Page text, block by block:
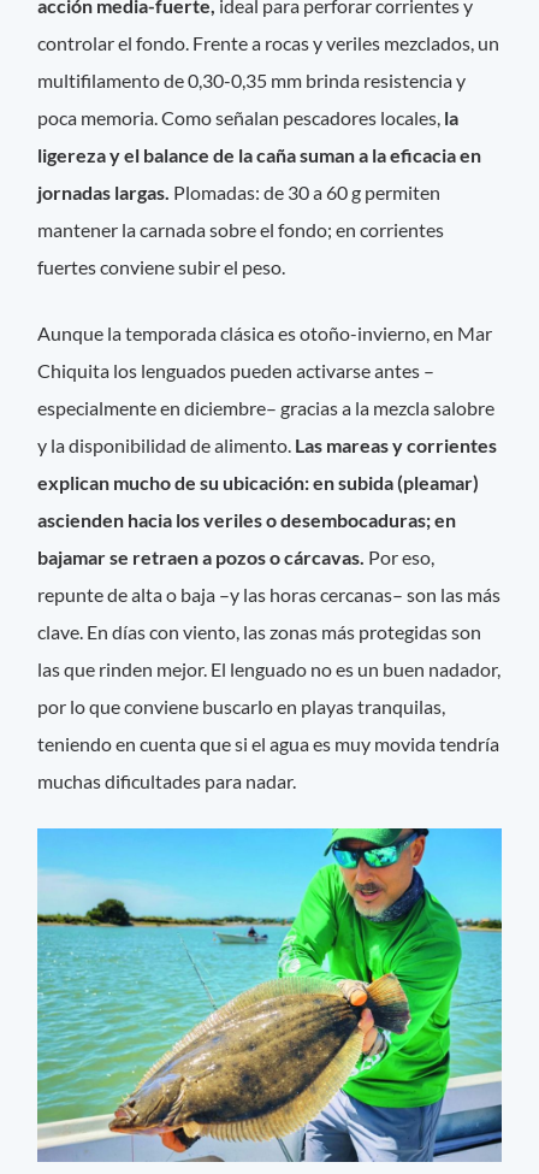
acción media-fuerte, ideal para perforar corrientes y
controlar el fondo. Frente a rocas y veriles mezclados, un
multifilamento de 0,30-0,35 mm brinda resistencia y
poca memoria. Como señalan pescadores locales, la
ligereza y el balance de la caña suman a la eficacia en
jornadas largas. Plomadas: de 30 a 60 g permiten
mantener la carnada sobre el fondo; en corrientes
fuertes conviene subir el peso.
Aunque la temporada clásica es otoño-invierno, en Mar
Chiquita los lenguados pueden activarse antes –
especialmente en diciembre– gracias a la mezcla salobre
y la disponibilidad de alimento. Las mareas y corrientes
explican mucho de su ubicación: en subida (pleamar)
ascienden hacia los veriles o desembocaduras; en
bajamar se retraen a pozos o cárcavas. Por eso,
repunte de alta o baja –y las horas cercanas– son las más
clave. En días con viento, las zonas más protegidas son
las que rinden mejor. El lenguado no es un buen nadador,
por lo que conviene buscarlo en playas tranquilas,
teniendo en cuenta que si el agua es muy movida tendría
muchas dificultades para nadar.